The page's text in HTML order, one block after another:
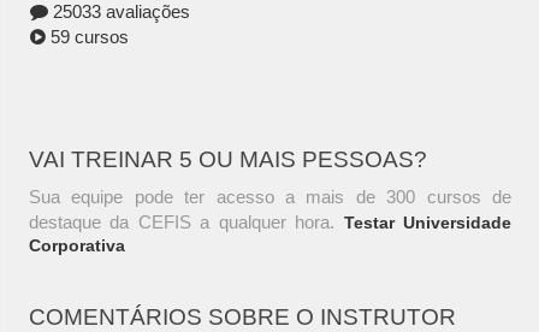
25033 avaliações
59 cursos
VAI TREINAR 5 OU MAIS PESSOAS?
Sua equipe pode ter acesso a mais de 300 cursos de
destaque da CEFIS a qualquer hora. Testar Universidade
Corporativa
COMENTÁRIOS SOBRE O INSTRUTOR